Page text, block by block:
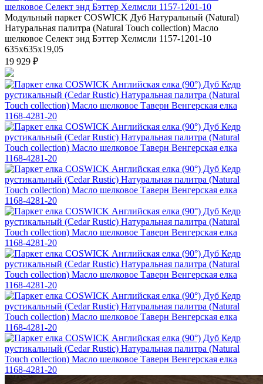
Модульный паркет COSWICK Дуб Натуральный (Natural)
Натуральная палитра (Natural Touch collection) Масло
шелковое Селект энд Бэттер Хелмсли 1157-1201-10
635x635x19,05
19 929 ₽